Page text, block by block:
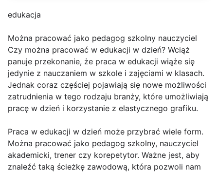
edukacja
Można pracować jako pedagog szkolny nauczyciel
Czy można pracować w edukacji w dzień? Wciąż
panuje przekonanie, że praca w edukacji wiąże się
jedynie z nauczaniem w szkole i zajęciami w klasach.
Jednak coraz częściej pojawiają się nowe możliwości
zatrudnienia w tego rodzaju branży, które umożliwiają
pracę w dzień i korzystanie z elastycznego grafiku.
Praca w edukacji w dzień może przybrać wiele form.
Można pracować jako pedagog szkolny, nauczyciel
akademicki, trener czy korepetytor. Ważne jest, aby
znaleźć taką ścieżkę zawodową, która pozwoli nam